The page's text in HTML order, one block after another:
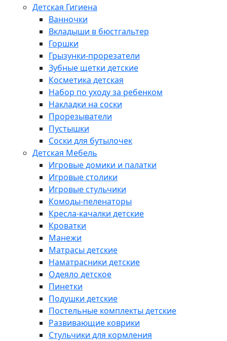
Детская Гигиена
Ванночки
Вкладыши в бюстгальтер
Горшки
Грызунки-прорезатели
Зубные щетки детские
Косметика детская
Набор по уходу за ребенком
Накладки на соски
Прорезыватели
Пустышки
Соски для бутылочек
Детская Мебель
Игровые домики и палатки
Игровые столики
Игровые стульчики
Комоды-пеленаторы
Кресла-качалки детские
Кроватки
Манежи
Матрасы детские
Наматрасники детские
Одеяло детское
Пинетки
Подушки детские
Постельные комплекты детские
Развивающие коврики
Стульчики для кормления